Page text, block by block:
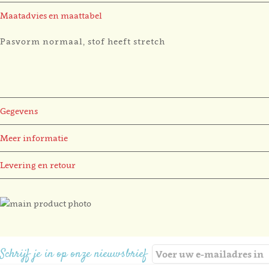
Maatadvies en maattabel
Pasvorm normaal, stof heeft stretch
Gegevens
Meer informatie
Levering en retour
Ga
van
begin
Schrijf je in op onze nieuwsbrief